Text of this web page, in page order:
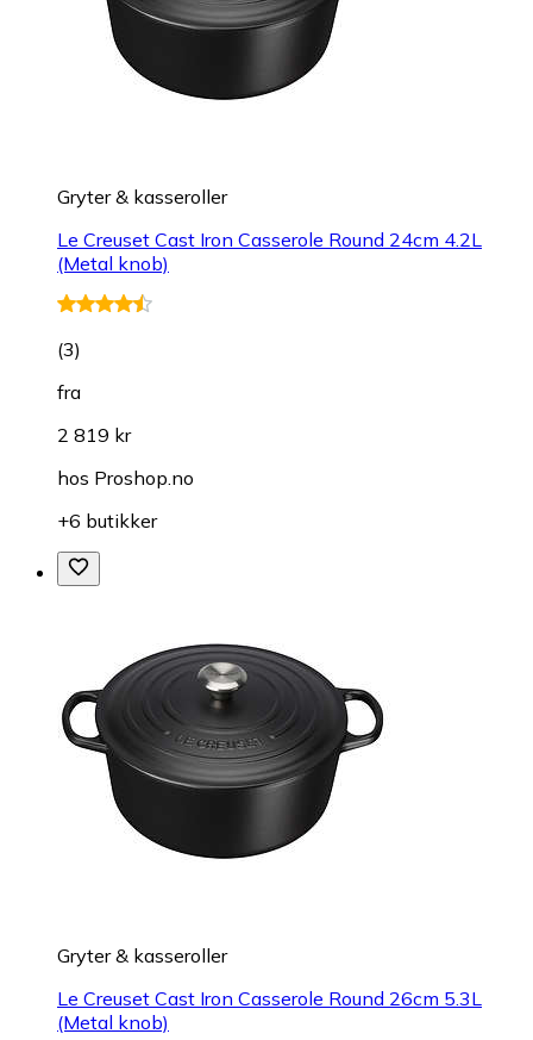
Gryter & kasseroller
Le Creuset Cast Iron Casserole Round 24cm 4.2L
(Metal knob)
(3)
fra
2 819 kr
hos Proshop.no
+6 butikker
Gryter & kasseroller
Le Creuset Cast Iron Casserole Round 26cm 5.3L
(Metal knob)